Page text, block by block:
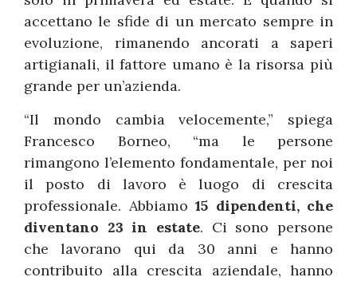
accettano le sfide di un mercato sempre in
evoluzione, rimanendo ancorati a saperi
artigianali, il fattore umano è la risorsa più
grande per un’azienda.
“Il mondo cambia velocemente,” spiega
Francesco Borneo, “ma le persone
rimangono l’elemento fondamentale, per noi
il posto di lavoro è luogo di crescita
professionale. Abbiamo 15 dipendenti, che
diventano 23 in estate. Ci sono persone
che lavorano qui da 30 anni e hanno
contribuito alla crescita aziendale, hanno